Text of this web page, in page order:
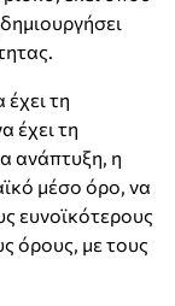
τη
έχει τη
ανάπτυξη, η
μέσο όρο, να
ευνοϊκότερους
όρους, με τους